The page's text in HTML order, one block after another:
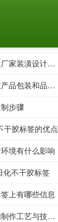
黄石精装盒、彩盒厂家装潢设计是怎样
黄石不干胶标签在产品包装和品牌宣传中所带来的益处
步骤
干胶标签的优点
境有什么影响
化不干胶标签
上有哪些信息
黄石不干胶标签的制作工艺与技术解析